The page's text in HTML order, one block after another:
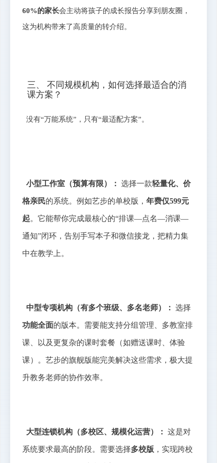
60%的家长会主动将孩子的成长报告分享到朋友圈，
这为机构带来了高质量的转介绍。
三、 不同规模机构，如何选择最适合的消
课方案？
没有“万能系统”，只有“最适配方案”。
小型工作室（预算有限）： 选择一款轻量化、价
格亲民的系统。例如艺步的单校版， 年费仅599元
起。它能帮你完成最核心的“排课—点名—消课—
通知”闭环，告别手写本子和微信接龙，把精力集
中在教学上。
中型专项机构（有多个班级、多名老师）： 选择
功能全面的版本。需要能支持分组管理、多教室排
课、以及更复杂的课时套餐（如赠送课时、体验
课）。艺步的旗舰版能完美解决这些需求，极大提
升教务老师的协作效率。
大型连锁机构（多校区、规模化运营）： 这是对
系统要求最高的阶段。需要选择多校版 ，实现跨校